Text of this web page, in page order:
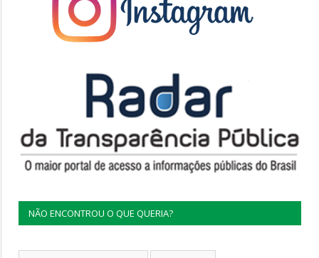
NÃO ENCONTROU O QUE QUERIA?